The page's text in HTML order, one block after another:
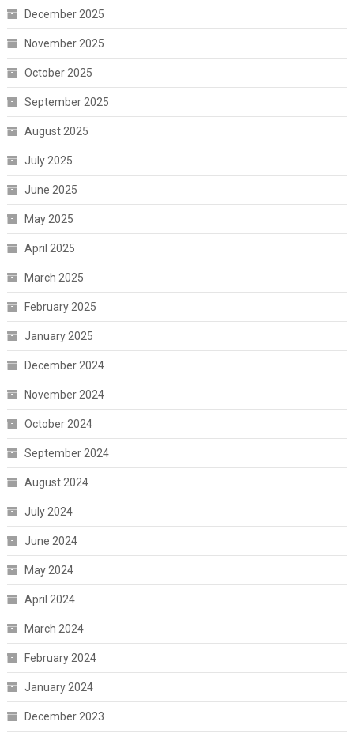
December 2025
November 2025
October 2025
September 2025
August 2025
July 2025
June 2025
May 2025
April 2025
March 2025
February 2025
January 2025
December 2024
November 2024
October 2024
September 2024
August 2024
July 2024
June 2024
May 2024
April 2024
March 2024
February 2024
January 2024
December 2023